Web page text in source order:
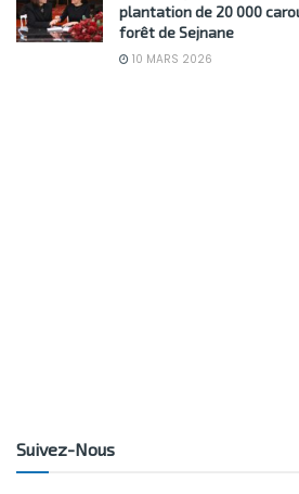
plantation de 20 000
forêt de Sejnane
10 MARS 2026
Suivez-Nous